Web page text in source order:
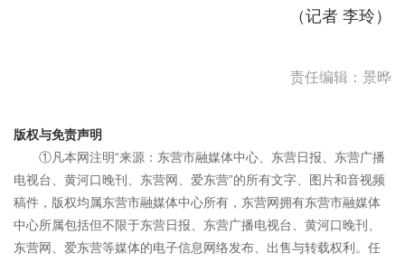
（记者 李玲）
责任编辑：景晔
版权与免责声明
①凡本网注明“来源：东营市融媒体中心、东营日报、东营广播
电视台、黄河口晚刊、东营网、爱东营”的所有文字、图片和音视频
稿件，版权均属东营市融媒体中心所有，东营网拥有东营市融媒体
中心所属包括但不限于东营日报、东营广播电视台、黄河口晚刊、
东营网、爱东营等媒体的电子信息网络发布、出售与转载权利。任